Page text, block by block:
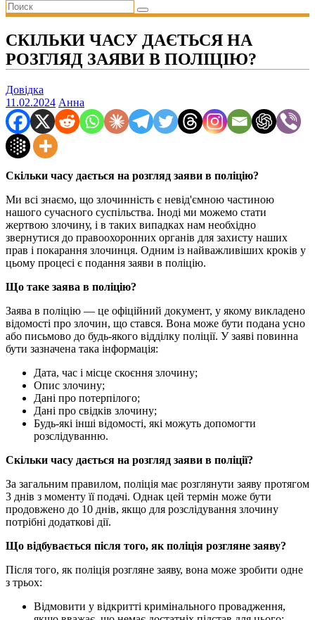
СКІЛЬКИ ЧАСУ ДАЄТЬСЯ НА
РОЗГЛЯД ЗАЯВИ В ПОЛІЦІЮ?
Довідка
11.02.2024 Анна
Скільки часу дається на розгляд заяви в поліцію?
Ми всі знаємо, що злочинність є невід'ємною частиною
нашого сучасного суспільства. Іноді ми можемо стати
жертвою злочину, і в таких випадках нам необхідно
звернутися до правоохоронних органів для захисту наших
прав і покарання злочинця. Одним із найважливіших кроків у
цьому процесі є подання заяви в поліцію.
Що таке заява в поліцію?
Заява в поліцію — це офіційний документ, у якому викладено
відомості про злочин, що стався. Вона може бути подана усно
або письмово до будь-якого відділку поліції. У заяві повинна
бути зазначена така інформація:
Дата, час і місце скоєння злочину;
Опис злочину;
Дані про потерпілого;
Дані про свідків злочину;
Будь-які інші відомості, які можуть допомогти
розслідуванню.
Скільки часу дається на розгляд заяви в поліції?
За загальним правилом, поліція має розглянути заяву протягом
3 днів з моменту її подачі. Однак цей термін може бути
продовжено до 10 днів, якщо для розслідування злочину
потрібні додаткові дії.
Що відбувається після того, як поліція розгляне заяву?
Після того, як поліція розгляне заяву, вона може зробити одне
з трьох:
Відмовити у відкритті кримінального провадження,